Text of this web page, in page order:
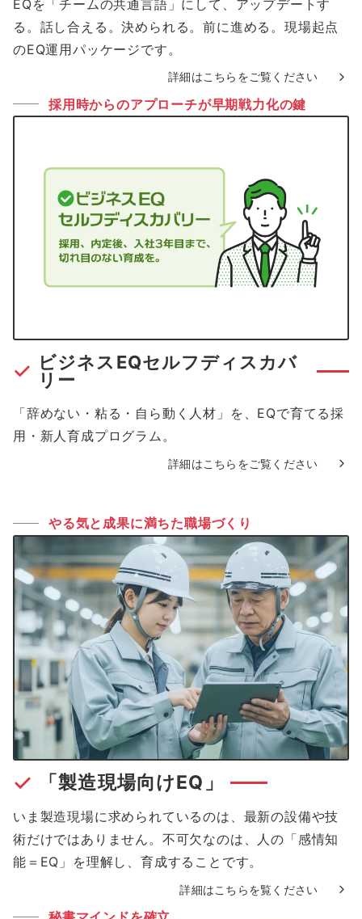
EQを「チームの共通言語」にして、アップデートす
る。話し合える。決められる。前に進める。現場起点
のEQ運用パッケージです。
詳細はこちらをご覧ください
採用時からのアプローチが早期戦力化の鍵
ビジネスEQセルフディスカバ
リー
「辞めない・粘る・自ら動く人材」を、EQで育てる採
用・新人育成プログラム。
詳細はこちらをご覧ください
やる気と成果に満ちた職場づくり
「製造現場向けEQ」
いま製造現場に求められているのは、最新の設備や技
術だけではありません。不可欠なのは、人の「感情知
能＝EQ」を理解し、育成することです。
詳細はこちらを覧ください